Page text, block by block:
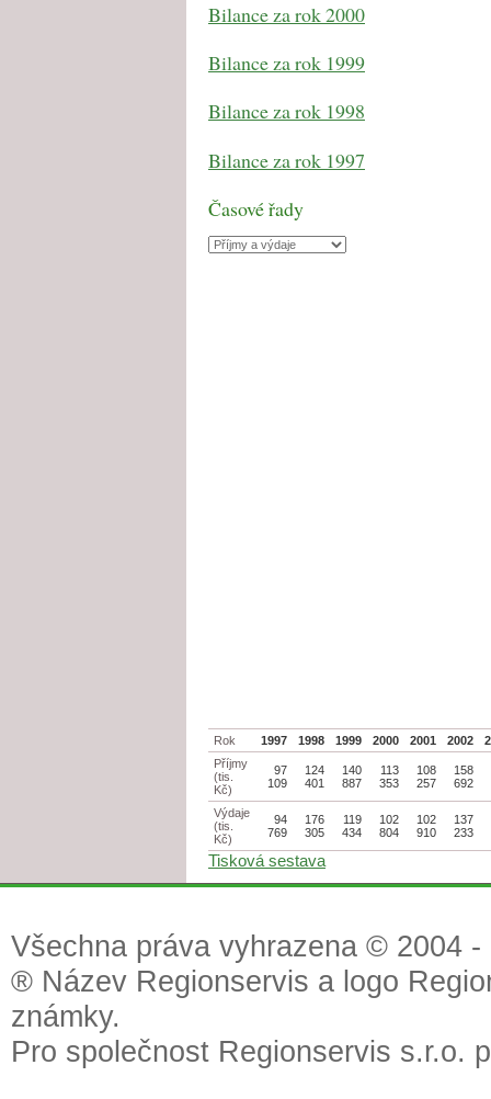
Bilance za rok 2000
Bilance za rok 1999
Bilance za rok 1998
Bilance za rok 1997
Časové řady
Rok 1997 1998 1999 2000 2001 2002
Příjmy
(tis.
Kč)
97
109
124
401
140
887
113
353
108
257
158
692
Výdaje
(tis.
Kč)
94
769
176
305
119
434
102
804
102
910
137
233
Tisková sestava
Všechna práva vyhrazena © 2004
® Název Regionservis a logo
známky.
Pro společnost Regionservis s.r.o.